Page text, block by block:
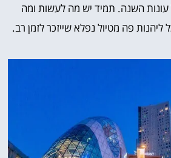
עונות השנה. תמיד יש מה לעשות ומה
ליהנות פה מטיול נפלא שייזכר לזמן רב.